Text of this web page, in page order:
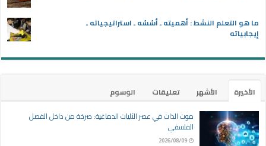
ما هو التعلم النشط : أهميته ـ أسُسُه ـ استراتيجياته ـ
إيجابياته
الأخيرة الأشهر تعليقات
الوسوم
موت الذات في عصر الآليات الدماغية: صرخة من داخل الفصل
الفلسفي
2026/08/09